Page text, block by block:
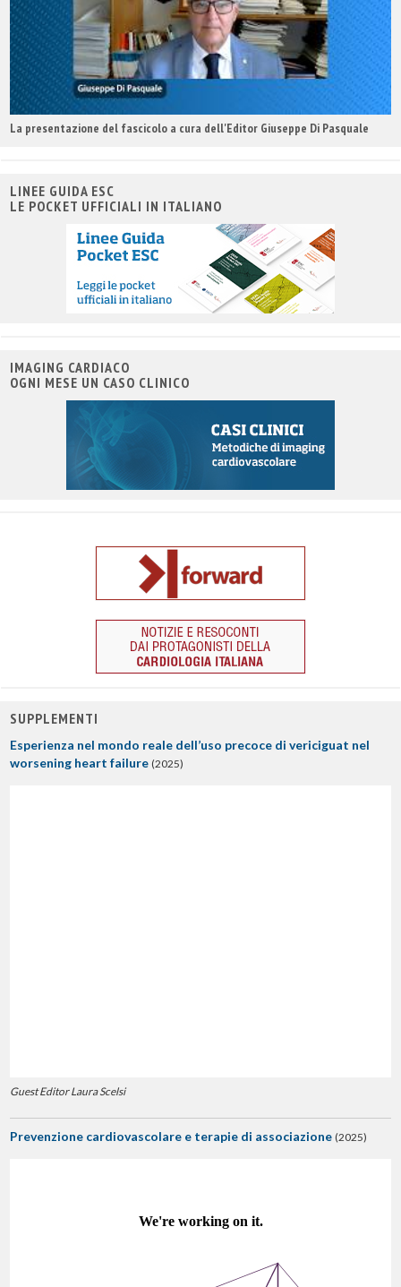
La presentazione del fascicolo a cura dell'Editor Giuseppe Di Pasquale
LINEE GUIDA ESC
LE POCKET UFFICIALI IN ITALIANO
IMAGING CARDIACO
OGNI MESE UN CASO CLINICO
SUPPLEMENTI
Esperienza nel mondo reale dell’uso precoce di vericiguat nel
worsening heart failure (2025)
Guest Editor Laura Scelsi
Prevenzione cardiovascolare e terapie di associazione (2025)